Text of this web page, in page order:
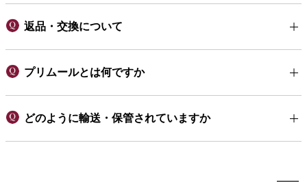
返品・交換について
プリムールとは何ですか
どのように輸送・保管されていますか